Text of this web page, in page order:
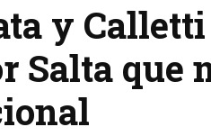
y
Salta que